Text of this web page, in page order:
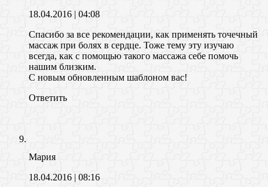
18.04.2016 | 04:08
Спасибо за все рекомендации, как применять точечный
массаж при болях в сердце. Тоже тему эту изучаю
всегда, как с помощью такого массажа себе помочь
нашим близким.
С новым обновленным шаблоном вас!
Ответить
Мария
18.04.2016 | 08:16